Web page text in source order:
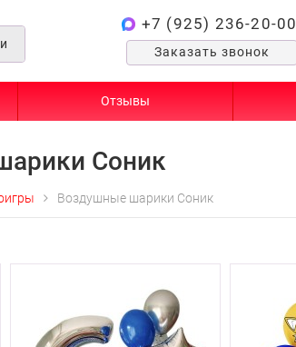
+7 (925) 236-20-00
Заказать звонок
Отзывы
Соник
Воздушные шарики Соник